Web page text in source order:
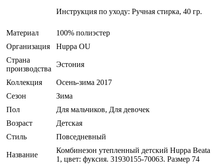
Инструкция по уходу: Ручная стирка, 40 гр.
Материал
100% полиэстер
Организация
Huppa OU
Страна
производства
Эстония
Коллекция
Осень-зима 2017
Сезон
Зима
Пол
Для мальчиков, Для девочек
Возраст
Детская
Стиль
Повседневный
Название
Комбинезон утепленный детский Huppa Beata
1, цвет: фуксия. 31930155-70063. Размер 74